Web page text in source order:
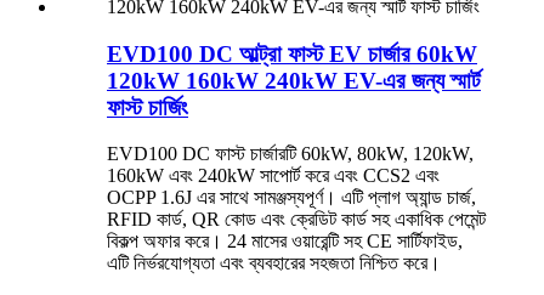
EVD100 DC আল্ট্রা ফাস্ট EV চার্জার 60kW
120kW 160kW 240kW EV-এর জন্য স্মার্ট
ফাস্ট চার্জিং
EVD100 DC ফাস্ট চার্জারটি 60kW, 80kW, 120kW,
160kW এবং 240kW সাপোর্ট করে এবং CCS2 এবং
OCPP 1.6J এর সাথে সামঞ্জস্যপূর্ণ। এটি প্লাগ অ্যান্ড চার্জ,
RFID কার্ড, QR কোড এবং ক্রেডিট কার্ড সহ একাধিক পেমেন্ট
বিকল্প অফার করে। 24 মাসের ওয়ারেন্টি সহ CE সার্টিফাইড,
এটি নির্ভরযোগ্যতা এবং ব্যবহারের সহজতা নিশ্চিত করে।